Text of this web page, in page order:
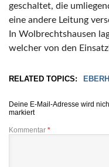
geschaltet, die
eine andere Leitung
In Wolbrechtshausen
welcher von den
RELATED TOPICS:
Deine E-Mail-Adresse wird
markiert
Kommentar *